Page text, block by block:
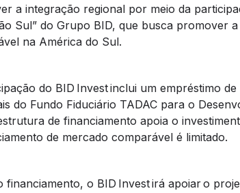
a integração regional por meio da
Sul” do Grupo BID, que busca promover
na América do Sul.
do BID Invest inclui um empréstimo
do Fundo Fiduciário TADAC para o
de financiamento apoia o
de mercado comparável é limitado.
financiamento, o BID Invest irá apoiar o